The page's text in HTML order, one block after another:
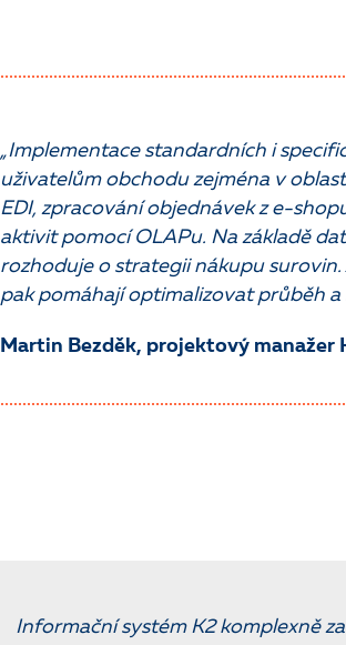
„Implementace standardních i
uživatelům obchodu zejména v
EDI, zpracování objednávek z e-
aktivit pomocí OLAPu. Na základě
rozhoduje o strategii nákupu
pak pomáhají optimalizovat průběh a
Martin Bezděk, projektový manažer
Informační systém K2 komplexně